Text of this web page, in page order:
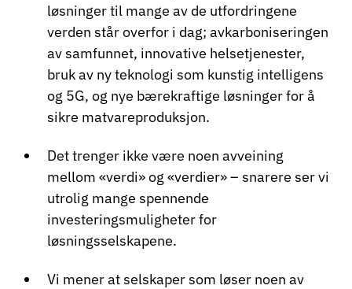
løsninger til mange av de utfordringene
verden står overfor i dag; avkarboniseringen
av samfunnet, innovative helsetjenester,
bruk av ny teknologi som kunstig intelligens
og 5G, og nye bærekraftige løsninger for å
sikre matvareproduksjon.
Det trenger ikke være noen avveining
mellom «verdi» og «verdier» – snarere ser vi
utrolig mange spennende
investeringsmuligheter for
løsningsselskapene.
Vi mener at selskaper som løser noen av